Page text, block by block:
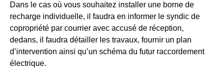
Dans le cas où vous souhaitez installer une borne de
recharge individuelle, il faudra en informer le syndic de
copropriété par courrier avec accusé de réception,
dedans, il faudra détailler les travaux, fournir un plan
d’intervention ainsi qu’un schéma du futur raccordement
électrique.